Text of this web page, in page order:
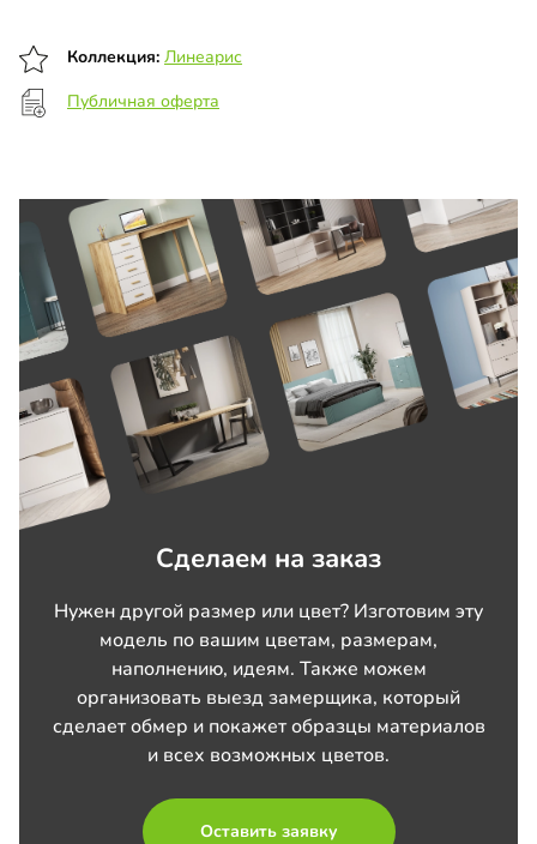
Коллекция: Линеарис
Публичная оферта
Сделаем на заказ
Нужен другой размер или цвет? Изготовим эту
модель по вашим цветам, размерам,
наполнению, идеям. Также можем
организовать выезд замерщика, который
сделает обмер и покажет образцы материалов
и всех возможных цветов.
Оставить заявку